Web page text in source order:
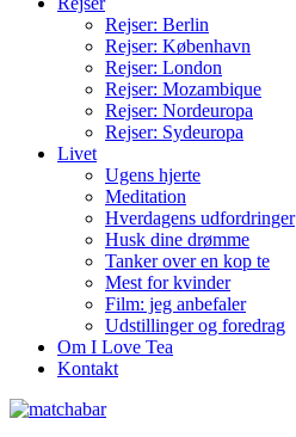
Rejser: Berlin
Rejser: København
Rejser: London
Rejser: Mozambique
Rejser: Nordeuropa
Rejser: Sydeuropa
Livet
Ugens hjerte
Meditation
Hverdagens udfordringer
Husk dine drømme
Tanker over en kop te
Mest for kvinder
Film: jeg anbefaler
Udstillinger og foredrag
Om I Love Tea
Kontakt